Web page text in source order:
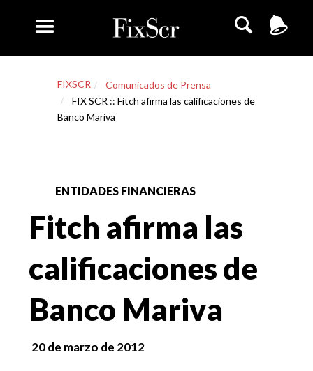
FIXSCR
Comunicados de Prensa
FIX SCR :: Fitch afirma las calificaciones de
Banco Mariva
ENTIDADES FINANCIERAS
Fitch afirma las
calificaciones de
Banco Mariva
20 de marzo de 2012